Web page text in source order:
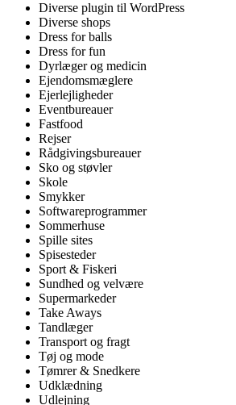
Diverse plugin til WordPress
Diverse shops
Dress for balls
Dress for fun
Dyrlæger og medicin
Ejendomsmæglere
Ejerlejligheder
Eventbureauer
Fastfood
Rejser
Rådgivingsbureauer
Sko og støvler
Skole
Smykker
Softwareprogrammer
Sommerhuse
Spille sites
Spisesteder
Sport & Fiskeri
Sundhed og velvære
Supermarkeder
Take Aways
Tandlæger
Transport og fragt
Tøj og mode
Tømrer & Snedkere
Udklædning
Udlejning